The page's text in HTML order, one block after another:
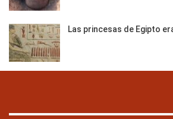
Las princesas de Egipto